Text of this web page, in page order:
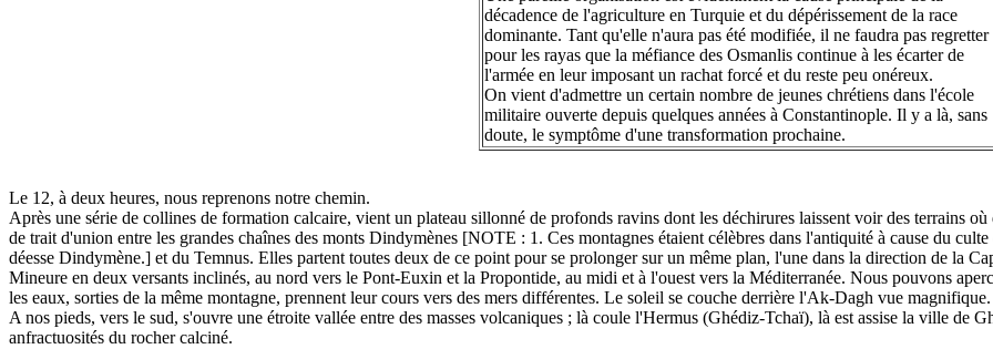
décadence de l'agriculture en Turquie et du dépérissement de la race
dominante. Tant qu'elle n'aura pas été modifiée, il ne faudra pas regretter
pour les rayas que la méfiance des Osmanlis continue à les écarter de
l'armée en leur imposant un rachat forcé et du reste peu onéreux.
On vient d'admettre un certain nombre de jeunes chrétiens dans l'école
militaire ouverte depuis quelques années à Constantinople. Il y a là, sans
doute, le symptôme d'une transformation prochaine.
Le 12, à deux heures, nous reprenons notre chemin.
Après une série de collines de formation calcaire, vient un plateau sillonné de profonds ravins dont les déchirures laissent voir des terrains
de trait d'union entre les grandes chaînes des monts Dindymènes [NOTE : 1. Ces montagnes étaient célèbres dans l'antiquité à cause du
déesse Dindymène.] et du Temnus. Elles partent toutes deux de ce point pour se prolonger sur un même plan, l'une dans la direction de la
Mineure en deux versants inclinés, au nord vers le Pont-Euxin et la Propontide, au midi et à l'ouest vers la Méditerranée. Nous pouvons
les eaux, sorties de la même montagne, prennent leur cours vers des mers différentes. Le soleil se couche derrière l'Ak-Dagh vue magnifique.
A nos pieds, vers le sud, s'ouvre une étroite vallée entre des masses volcaniques ; là coule l'Hermus (Ghédiz-Tchaï), là est assise la ville de
anfractuosités du rocher calciné.